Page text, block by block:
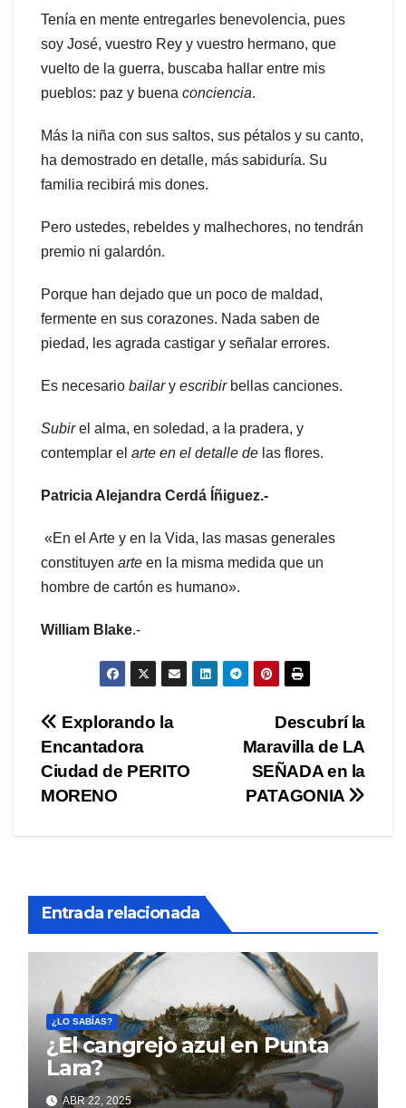
Tenía en mente entregarles benevolencia, pues
soy José, vuestro Rey y vuestro hermano, que
vuelto de la guerra, buscaba hallar entre mis
pueblos: paz y buena conciencia.
Más la niña con sus saltos, sus pétalos y su canto,
ha demostrado en detalle, más sabiduría. Su
familia recibirá mis dones.
Pero ustedes, rebeldes y malhechores, no tendrán
premio ni galardón.
Porque han dejado que un poco de maldad,
fermente en sus corazones. Nada saben de
piedad, les agrada castigar y señalar errores.
Es necesario bailary escribirbellas canciones.
Subirel alma, en soledad, a la pradera, y
contemplar el arte en el detalle de las flores.
Patricia Alejandra Cerdá Íñiguez.-
«En el Arte y en la Vida, las masas generales
constituyen arte en la misma medida que un
hombre de cartón es humano».
William Blake.-
Navegación
de
entradas
Descubrí la
Maravilla de LA
SEÑADA en la
PATAGONIA
Explorando la
Encantadora
Ciudad de PERITO
MORENO
Entrada relacionada
¿LO SABÍAS?
¿El cangrejo azul en Punta
Lara?
ABR 22, 2025